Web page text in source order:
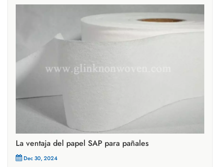
La ventaja del papel SAP para pañales
Dec 30, 2024